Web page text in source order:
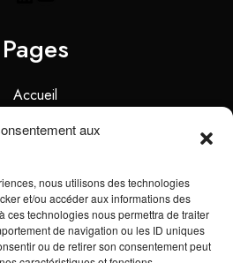
aux
nous utilisons des technologies
et/ou accéder aux informations des
ces technologies nous permettra de traiter
de navigation ou les ID uniques
ou de retirer son consentement peut
Pages
Accueil
CDEFM
Membres
Partenaires